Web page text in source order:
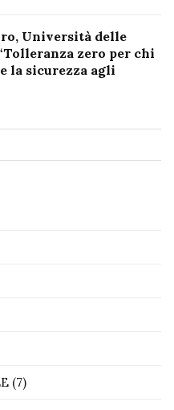
Università delle
zero per chi
la sicurezza agli
(7)